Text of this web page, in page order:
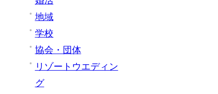
地域
学校
協会・団体
リゾートウエディン
グ